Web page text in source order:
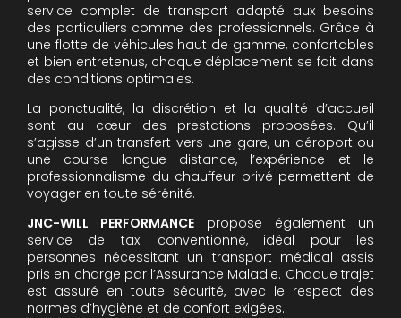
service complet de transport adapté aux besoins
des particuliers comme des professionnels. Grâce à
une flotte de véhicules haut de gamme, confortables
et bien entretenus, chaque déplacement se fait dans
des conditions optimales.
La ponctualité, la discrétion et la qualité d’accueil
sont au cœur des prestations proposées. Qu’il
s’agisse d’un transfert vers une gare, un aéroport ou
une course longue distance, l’expérience et le
professionnalisme du chauffeur privé permettent de
voyager en toute sérénité.
JNC-WILL PERFORMANCE propose également un
service de taxi conventionné, idéal pour les
personnes nécessitant un transport médical assis
pris en charge par l’Assurance Maladie. Chaque trajet
est assuré en toute sécurité, avec le respect des
normes d’hygiène et de confort exigées.